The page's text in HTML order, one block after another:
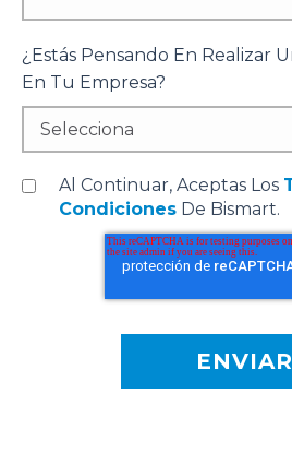
¿Estás Pensando En Realizar
En Tu Empresa?
Al Continuar, Aceptas Los
Condiciones De Bismart.